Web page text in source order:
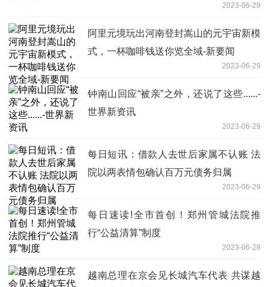
2023-06-29
阿里元境玩出河南登封嵩山的元宇宙新模
式，一杯咖啡钱送你览全域-新要闻
2023-06-29
钟南山回应“被亲”之外，还说了这些......-
世界新资讯
2023-06-29
每日短讯：借款人去世后家属不认账 法
院以两表情包确认百万元债务归属
2023-06-29
每日速读!全市首创！郑州管城法院推
行“公益清算”制度
2023-06-29
越南总理在京会见长城汽车代表 共谋越